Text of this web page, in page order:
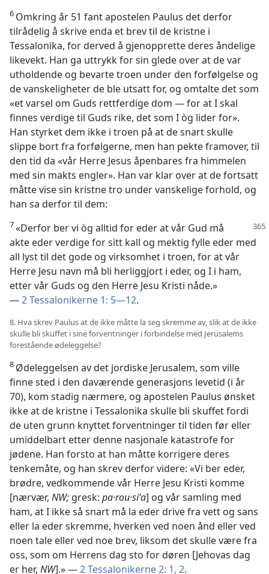
6 Omkring år 51 fant apostelen Paulus det derfor
tilrådelig å skrive enda et brev til de kristne i
Tessalonika, for derved å gjenopprette deres åndelige
likevekt. Han ga uttrykk for sin glede over at de var
utholdende og bevarte troen under den forfølgelse og
de vanskeligheter de ble utsatt for, og omtalte det som
«et varsel om Guds rettferdige dom — for at I skal
finnes verdige til Guds rike, det som I òg lider for».
Han styrket dem ikke i troen på at de snart skulle
slippe bort fra forfølgerne, men han pekte framover, til
den tid da «vår Herre Jesus åpenbares fra himmelen
med sin makts engler». Han var klar over at de fortsatt
måtte vise sin kristne tro under vanskelige forhold, og
han sa derfor til dem:
7«Derfor ber vi òg alltid for eder at vår Gud må
akte eder verdige for sitt kall og mektig fylle eder med
all lyst til det gode og virksomhet i troen, for at vår
Herre Jesu navn må bli herliggjort i eder, og I i ham,
etter vår Guds og den Herre Jesu Kristi nåde.»
—2 Tessalonikerne 1: 5—12.
8. Hva skrev Paulus at de ikke måtte la seg skremme av, slik at de ikke
skulle bli skuffet i sine forventninger i forbindelse med Jerusalems
forestående ødeleggelse?
8 Ødeleggelsen av det jordiske Jerusalem, som ville
finne sted i den daværende generasjons levetid (i år
70), kom stadig nærmere, og apostelen Paulus ønsket
ikke at de kristne i Tessalonika skulle bli skuffet fordi
de uten grunn knyttet forventninger til tiden før eller
umiddelbart etter denne nasjonale katastrofe for
jødene. Han forsto at han måtte korrigere deres
tenkemåte, og han skrev derfor videre: «Vi ber eder,
brødre, vedkommende vår Herre Jesu Kristi komme
[nærvær, NW; gresk: pa·rou·siʹa] og vår samling med
ham, at I ikke så snart må la eder drive fra vett og sans
eller la eder skremme, hverken ved noen ånd eller ved
noen tale eller ved noe brev, liksom det skulle være fra
oss, som om Herrens dag sto for døren [Jehovas dag
er her, NW].» —2 Tessalonikerne 2: 1, 2.